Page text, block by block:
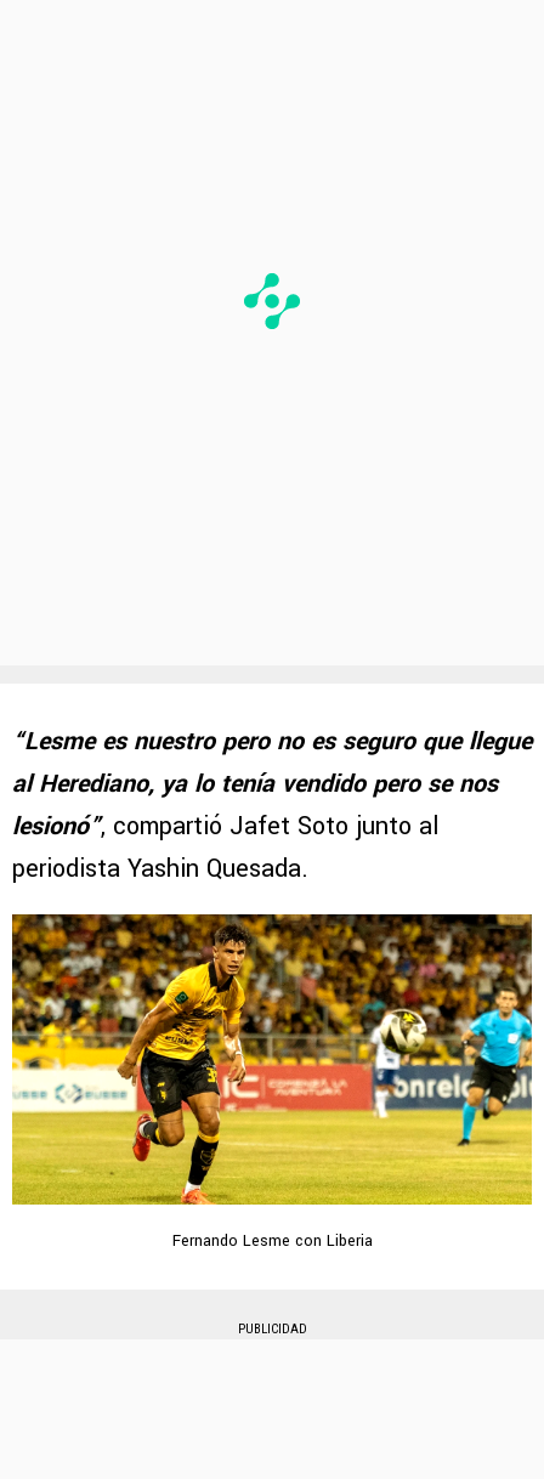
“Lesme es nuestro pero no es seguro que llegue
al Herediano, ya lo tenía vendido pero se nos
lesionó”, compartió Jafet Soto junto al
periodista Yashin Quesada.
Fernando Lesme con Liberia
PUBLICIDAD